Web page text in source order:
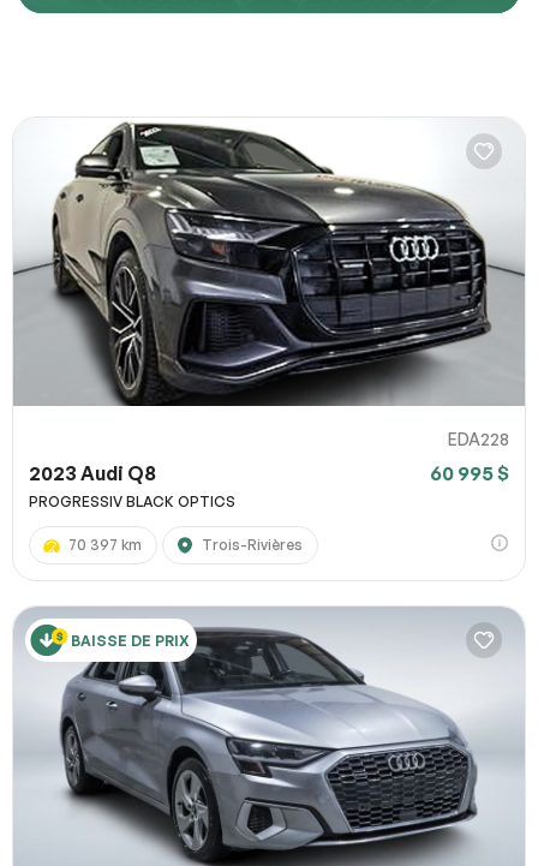
EDA228
2023 Audi Q8 60 995 $
PROGRESSIV BLACK OPTICS
70 397 km Trois-Rivières
BAISSE DE PRIX
100% SÉCURITAIRE
Soumettre
URL de la page
URL de capture d`écran
Partagez un lien vers une capture d`écran ou une vidéo
illustrant le problème (facultatif). Vous pouvez importer
votre fichier sur des services comme Google Drive,
Dropbox, Imgur ou OneDrive et coller le lien ici.
Soumettre